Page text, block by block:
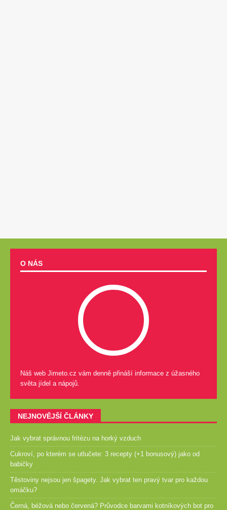
O NÁS
Náš web Jimeto.cz vám denně přináší informace z úžasného
světa jídel a nápojů.
NEJNOVĚJŠÍ ČLÁNKY
Jak vybrat správnou fritézu na horký vzduch
Cukroví, po kterém se utlučete: 3 recepty (+1 bonusový) jako od
babičky
Těstoviny nejsou jen špagety. Jak vybrat ten pravý tvar pro každou
omáčku?
Černá, béžová nebo červená? Průvodce barvami kotníkových bot pro